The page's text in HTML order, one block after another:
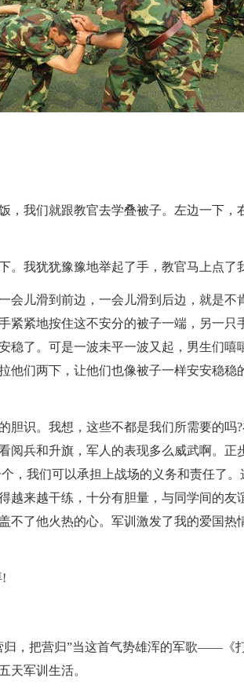
我们就跟教官去学叠被子。左边一下，
我犹犹豫豫地举起了手，教官马上点了
儿滑到前边，一会儿滑到后边，就是不
紧紧地按住这不安分的被子一端，另一只
稳了。可是一波未平一波又起，男生们嘻
他们两下，让他们也像被子一样安安稳稳
识。我想，这些不都是我们所需要的吗?
阅兵和升旗，军人的表现多么威武啊。正
，我们可以承担上战场的义务和责任了。
越来越干练，十分有胆量，与同学间的友
不了他火热的心。军训激发了我的爱国热
，把营归”当这首气势雄浑的军歌——《
天军训生活。